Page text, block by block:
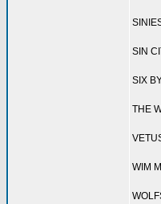
SIN
SIX
THE
WIM